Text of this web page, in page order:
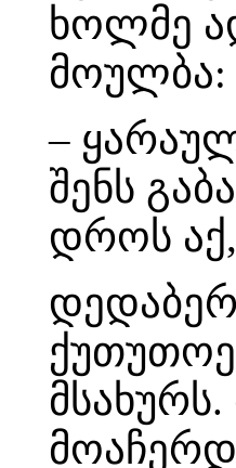
ხოლმე
მოულბა:
–
შენს
დროს აქ,